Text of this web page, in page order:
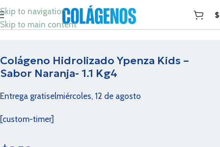
Skip to navigation
Skip to main content
$
Colágeno Hidrolizado Ypenza Kids –
Sabor Naranja- 1.1 Kg4
Entrega gratiselmiércoles, 12 de agosto
[custom-timer]